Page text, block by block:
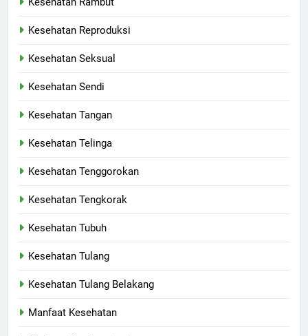
Kesehatan Reproduksi
Kesehatan Seksual
Kesehatan Sendi
Kesehatan Tangan
Kesehatan Telinga
Kesehatan Tenggorokan
Kesehatan Tengkorak
Kesehatan Tubuh
Kesehatan Tulang
Kesehatan Tulang Belakang
Manfaat Kesehatan